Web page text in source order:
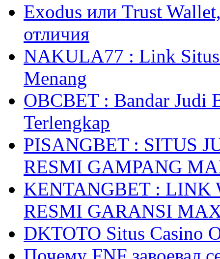
Exodus или Trust
отличия
NAKULA77 : Link Situs
Menang
OBCBET : Bandar Judi
Terlengkap
PISANGBET : SITUS
RESMI GAMPANG
KENTANGBET : LINK
RESMI GARANSI
DKTOTO Situs Casino